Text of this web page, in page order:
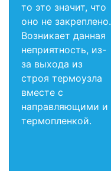
то это значит, что
оно не закреплено.
Возникает данная
неприятность, из-
за выхода из
строя термоузла
вместе с
направляющими и
термопленкой.